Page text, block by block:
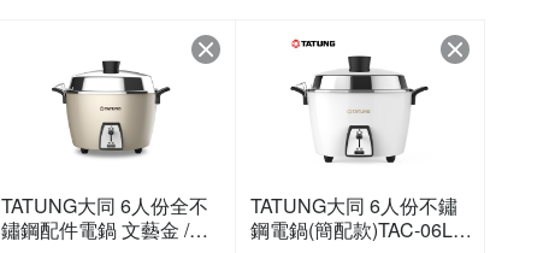
TATUNG大同 6人份全不
鏽鋼配件電鍋 文藝金 /組
TATUNG大同 6人份不鏽
鋼電鍋(簡配款)TAC-06L-